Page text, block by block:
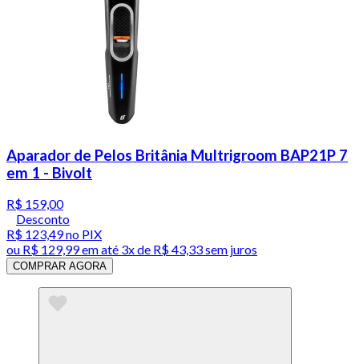
Aparador de Pelos Britânia Multrigroom BAP21P 7
em 1 - Bivolt
R$ 159,00
Desconto
R$ 123,49no PIX
ou R$ 129,99em até 3x de R$ 43,33 sem juros
COMPRAR AGORA